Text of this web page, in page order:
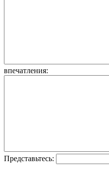
впечатления:
Представьтесь: